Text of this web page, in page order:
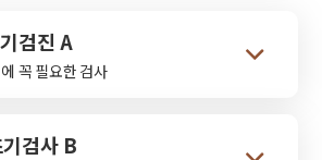
검진 A
꼭 필요한 검사
검사 B